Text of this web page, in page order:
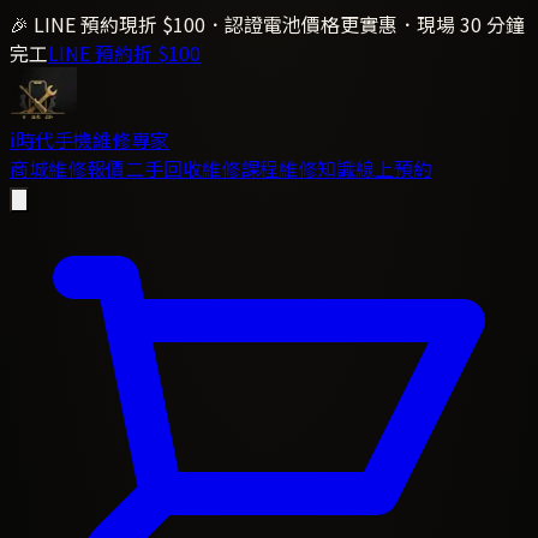
🎉 LINE 預約現折 $100．認證電池價格更實惠．現場 30 分鐘
完工LINE 預約折 $100
i時代手機維修專家
商城維修報價二手回收維修課程維修知識線上預約